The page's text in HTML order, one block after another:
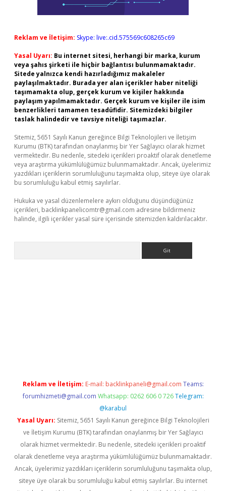
Reklam ve İletişim: Skype: live:.cid.575569c608265c69
Yasal Uyarı: Bu internet sitesi, herhangi bir marka, kurum
veya şahıs şirketi ile hiçbir bağlantısı bulunmamaktadır.
Sitede yalnızca kendi hazırladığımız makaleler
paylaşılmaktadır. Burada yer alan içerikler haber niteliği
taşımamakta olup, gerçek kurum ve kişiler hakkında
paylaşım yapılmamaktadır. Gerçek kurum ve kişiler ile isim
benzerlikleri tamamen tesadüfidir. Sitemizdeki bilgiler
taslak halindedir ve tavsiye niteliği taşımazlar.
Sitemiz, 5651 Sayılı Kanun gereğince Bilgi Teknolojileri ve İletişim
Kurumu (BTK) tarafından onaylanmış bir Yer Sağlayıcı olarak hizmet
vermektedir. Bu nedenle, sitedeki içerikleri proaktif olarak denetleme
veya araştırma yükümlülüğümüz bulunmamaktadır. Ancak, üyelerimiz
yazdıkları içeriklerin sorumluluğunu taşımakta olup, siteye üye olarak
bu sorumluluğu kabul etmiş sayılırlar.
Hukuka ve yasal düzenlemelere aykırı olduğunu düşündüğünüz
içerikleri, backlinkpanelicomtr@gmail.com adresine bildirmeniz
halinde, ilgili içerikler yasal süre içerisinde sitemizden kaldırılacaktır.
Reklam ve İletişim: E-mail: backlinkpaneli@gmail.com Teams:
forumhizmeti@gmail.com Whatsapp: 0262 606 0 726 Telegram:
@karabul
Yasal Uyarı: Sitemiz, 5651 Sayılı Kanun gereğince Bilgi Teknolojileri
ve İletişim Kurumu (BTK) tarafından onaylanmış bir Yer Sağlayıcı
olarak hizmet vermektedir. Bu nedenle, sitedeki içerikleri proaktif
olarak denetleme veya araştırma yükümlülüğümüz bulunmamaktadır.
Ancak, üyelerimiz yazdıkları içeriklerin sorumluluğunu taşımakta olup,
siteye üye olarak bu sorumluluğu kabul etmiş sayılırlar. Bu internet